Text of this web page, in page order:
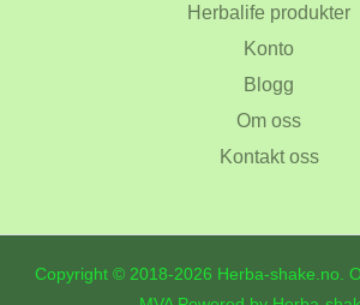
Herbalife produkter
Konto
Blogg
Om oss
Kontakt oss
Copyright © 2018-2026 Herba-shake.no.